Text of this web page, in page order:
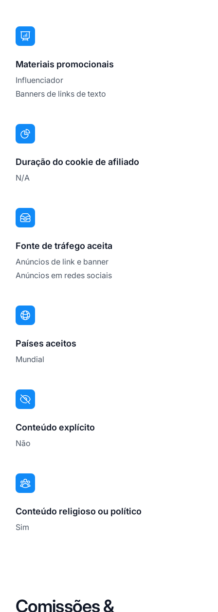
Materiais promocionais
Influenciador
Banners de links de texto
Duração do cookie de afiliado
N/A
Fonte de tráfego aceita
Anúncios de link e banner
Anúncios em redes sociais
Países aceitos
Mundial
Conteúdo explícito
Não
Conteúdo religioso ou político
Sim
Comissões &